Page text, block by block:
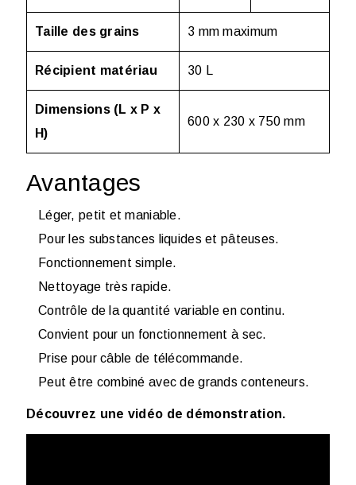
Taille des grains 3 mm maximum
Récipient matériau 30 L
Dimensions (L x P x
H)
600 x 230 x 750 mm
Avantages
Léger, petit et maniable.
Pour les substances liquides et pâteuses.
Fonctionnement simple.
Nettoyage très rapide.
Contrôle de la quantité variable en continu.
Convient pour un fonctionnement à sec.
Prise pour câble de télécommande.
Peut être combiné avec de grands conteneurs.
Découvrez une vidéo de démonstration.